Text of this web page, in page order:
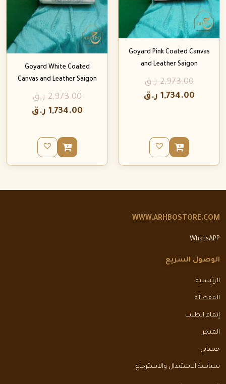
Goyard Pink Coated Canvas
and Leather Saigon
2,973.00 ر.ق
1,734.00 ر.ق
Goyard White Coated
Canvas and Leather Saigon
2,973.00 ر.ق
1,734.00 ر.ق
WWW.ARHBOSTORE.COM
WhatsAPP
الوصول السريع
الرئيسية
المفضلة
إتمام الطلب
المتجر
حسابي
سياسة الاستبدال والاسترجاع